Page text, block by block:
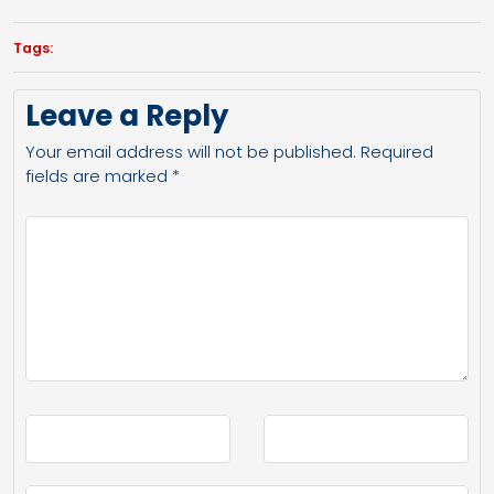
Tags:
Leave a Reply
Your email address will not be published. Required
fields are marked *